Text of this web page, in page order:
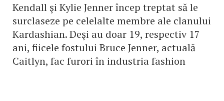
Kendall şi Kylie Jenner încep treptat să le
surclaseze pe celelalte membre ale clanului
Kardashian. Deşi au doar 19, respectiv 17
ani, fiicele fostului Bruce Jenner, actuală
Caitlyn, fac furori în industria fashion